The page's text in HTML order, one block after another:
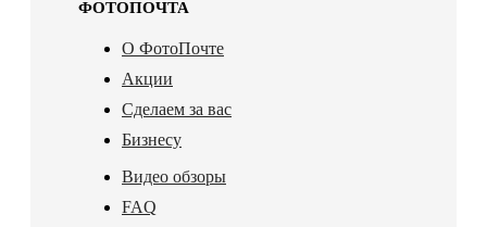
ФОТОПОЧТА
О ФотоПочте
Акции
Сделаем за вас
Бизнесу
Видео обзоры
FAQ